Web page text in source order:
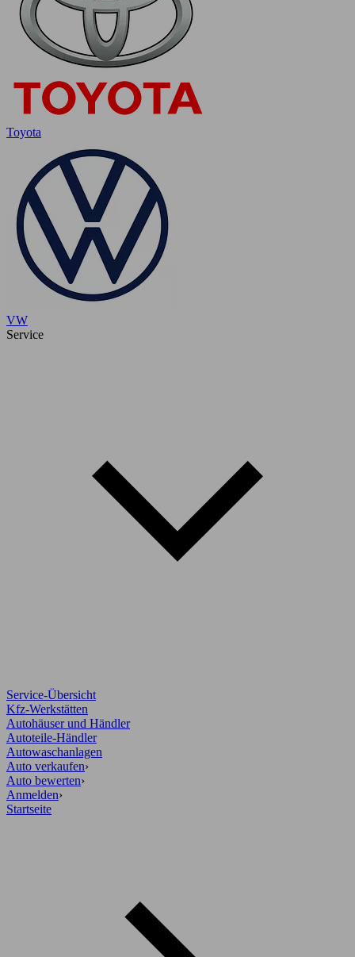
Toyota
VW
Service
Service-Übersicht
Kfz-Werkstätten
Autohäuser und Händler
Autoteile-Händler
Autowaschanlagen
Auto verkaufen›
Auto bewerten›
Anmelden›
Startseite